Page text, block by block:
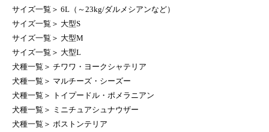
サイズ一覧 ＞ 6L（～23kg/ダルメシアンなど）
サイズ一覧 ＞ 大型S
サイズ一覧 ＞ 大型M
サイズ一覧 ＞ 大型L
犬種一覧 ＞ チワワ・ヨークシャテリア
犬種一覧 ＞ マルチーズ・シーズー
犬種一覧 ＞
トイプードル・ポメラニアン
犬種一覧 ＞
ミニチュアシュナウザー
犬種一覧 ＞ ボストンテリア